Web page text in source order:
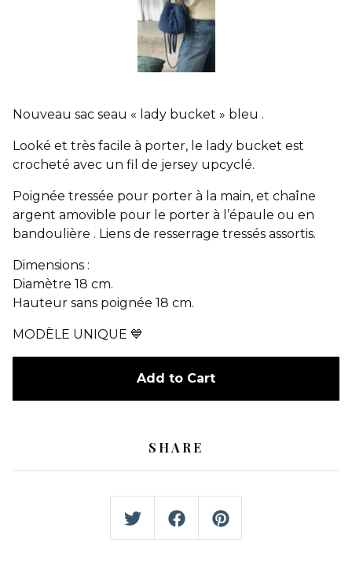
Nouveau sac seau « lady bucket » bleu .
Looké et très facile à porter, le lady bucket est
crocheté avec un fil de jersey upcyclé.
Poignée tressée pour porter à la main, et chaîne
argent amovible pour le porter à l’épaule ou en
bandoulière . Liens de resserrage tressés assortis.
Dimensions :
Diamètre 18 cm.
Hauteur sans poignée 18 cm.
MODÈLE UNIQUE 💙
Add to Cart
SHARE